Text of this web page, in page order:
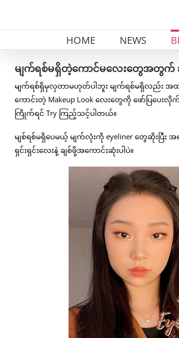
HOME NEWS
မျက်ရစ်မရှိတဲ့ကောင်မလေးတွေအတွက် ချ
မျက်ရစ်ရှိမှလှတာမဟုတ်ပါဘူး မျက်ရစ်မရှိလည်း အထာ
ကောင်းတဲ့ Makeup Look လေးတွေကို ဖော်ပြပေး
ကြိုက်ရင် Try ကြည့်သင့်ပါတယ်။
မျစ်ရစ်မရှိပေမယ့် မျက်လုံးကို eyeliner တွေဆိုးပြီး
ရှင်းရှင်းလေးနဲ့ ချစ်ဖို့အကောင်းဆုံးပါပဲ။